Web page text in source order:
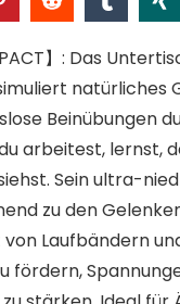
】: Das
natürliches
Beinübungen
arbeitest, lernst,
Sein ultra-
zu den
Laufbändern
fördern,